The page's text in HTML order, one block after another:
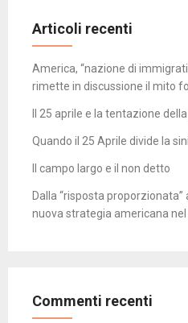
Articoli recenti
America, “nazione di
rimette in discussione il mito
Il 25 aprile e la tentazione
Quando il 25 Aprile divide la
Il campo largo e il non detto
Dalla “risposta
nuova strategia americana nel
Commenti recenti